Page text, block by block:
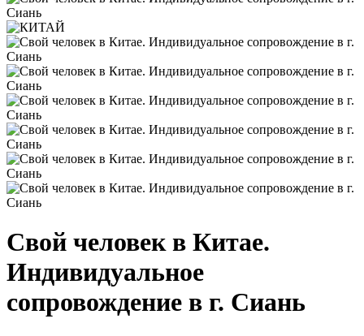
Свой человек в Китае.
Индивидуальное
сопровождение в г. Сиань